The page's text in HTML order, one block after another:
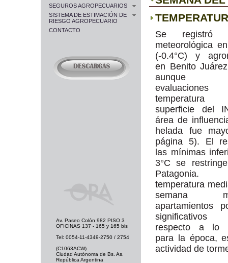
SEGUROS AGROPECUARIOS
SISTEMA DE ESTIMACIÓN DE
RIESGO AGROPECUARIO
CONTACTO
Se registró
meteorológica
(-0.4°C) y
en Benito
aunque
superficie del
área de
helada fue
página 5). El
las mínimas
3°C se
temperatura
semana
apartamientos
respecto a lo
para la época,
actividad de
Av. Paseo Colón 982 PISO 3
OFICINAS 137 - 165 y 165 bis
Tel: 0054-11-4349-2750 / 2754
(C1063ACW)
Ciudad Autónoma de Bs. As.
República Argentina